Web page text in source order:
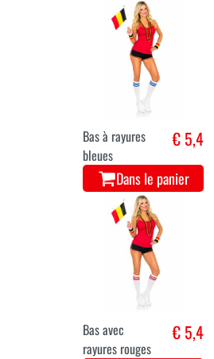
Bas à rayures
bleues
€ 5,4
Dans le panier
Bas avec
rayures rouges
€ 5,4